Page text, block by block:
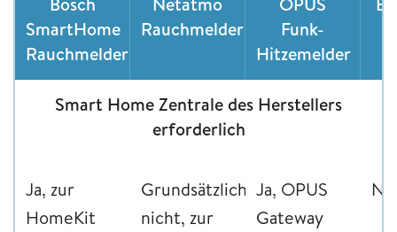
SmartHome
Rauchmelder
Rauchmelder
Funk-
Hitzemelder
Smart Home Zentrale des Herstellers
erforderlich
Ja, zur
HomeKit
Grundsätzlich
nicht, zur
Ja, OPUS
Gateway